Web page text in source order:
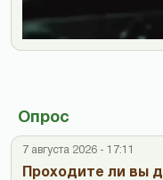
Опрос
7 августа 2026 - 17:11
Проходите ли вы